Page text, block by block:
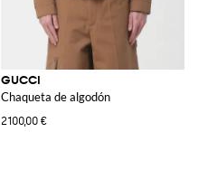
logo
GUCCI
Chaqueta de algodón
2100,00 €